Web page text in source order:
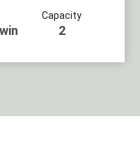
Capacity
2